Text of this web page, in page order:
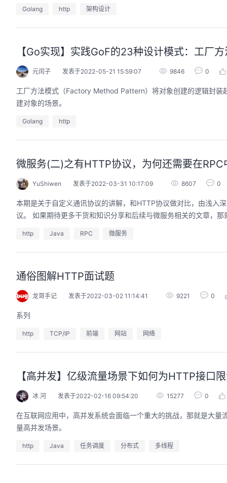
Golang http 架构设计
【Go实现】实践GoF的23种设计模式：工厂
元闰子 发表于2022-05-21 15:59:07 9846 0
工厂方法模式（Factory Method Pattern）将对象创建的逻辑封装
建对象的场景。
Golang http
微服务(二)之有HTTP协议，为何还需要在
YuShiwen 发表于2022-03-31 10:17:09 8607 0
本期是关于自定义通讯协议的讲解，和HTTP协议做对比，由浅入
议。 如果期待更多干货和知识分享和后续与微服务相关的文章，
http Java RPC 微服务
通俗图解HTTP面试题
龙哥手记 发表于2022-03-02 11:14:41 9221 0
系列
http TCP/IP 前端 网站 网络
【高并发】亿级流量场景下如何为HTTP接口
冰 河 发表于2022-02-16 09:54:20 15277 0
在互联网应用中，高并发系统会面临一个重大的挑战，那就是大
量高并发场景。
http Java 任务调度 分布式 多线程